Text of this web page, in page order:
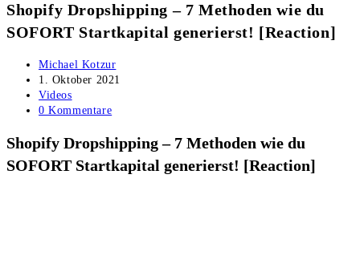
Shopify Dropshipping – 7 Methoden wie du
SOFORT Startkapital generierst! [Reaction]
Beitrags-
Autor:
Michael Kotzur
Beitrag
veröffentlicht:
1. Oktober 2021
Beitrags-
Kategorie:
Videos
Beitrags-
0 Kommentare
Shopify Dropshipping – 7 Methoden wie du
SOFORT Startkapital generierst! [Reaction]